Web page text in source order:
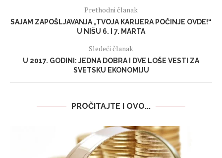
Prethodni članak
SAJAM ZAPOŠLJAVANJA „TVOJA KARIJERA POČINJE OVDE!“
U NIŠU 6. I 7. MARTA
Sledeći članak
U 2017. GODINI: JEDNA DOBRA I DVE LOŠE VESTI ZA
SVETSKU EKONOMIJU
PROČITAJTE I OVO...